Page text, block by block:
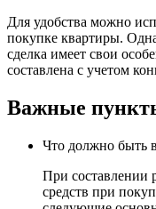
Для удобства можно
покупке квартиры.
сделка имеет свои
составлена с учетом
Важные
Что должно быть
При составлении
средств при